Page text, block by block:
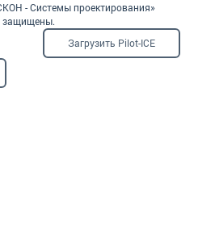
- Системы проектирования»
защищены.
Загрузить Pilot-ICE